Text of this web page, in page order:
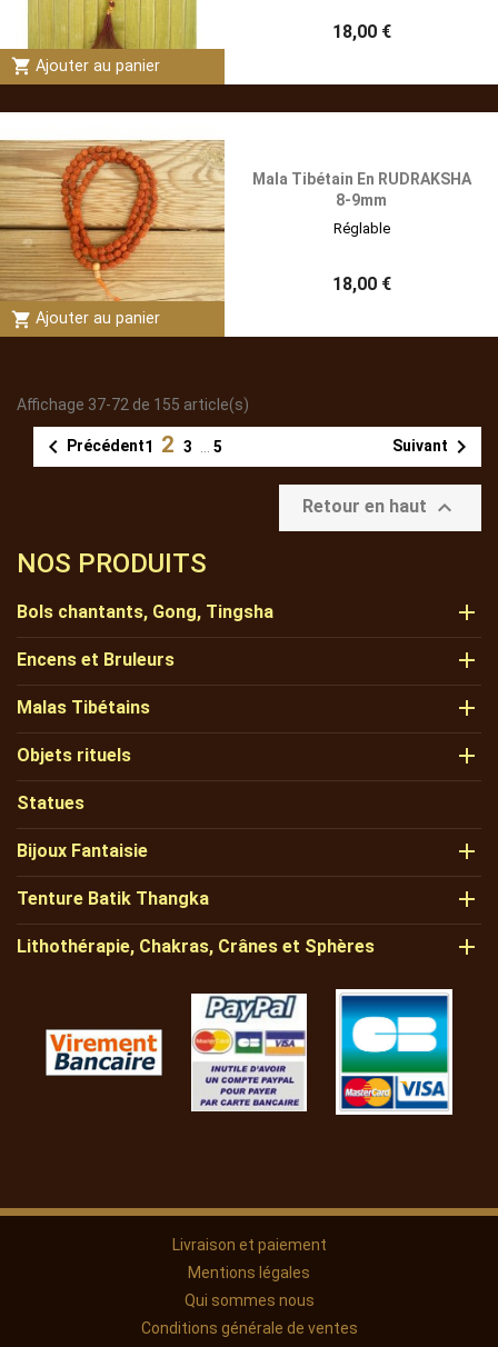
NOS PRODUITS
Bols chantants, Gong, Tingsha 
Encens et Bruleurs 
Malas Tibétains 
Objets rituels 
Statues
Bijoux Fantaisie 
Tenture Batik Thangka 
Lithothérapie, Chakras, Crânes et Sphères 
shopping_cart Ajouter au panier
18,00 €
shopping_cart Ajouter au panier
Mala Tibétain En RUDRAKSHA
8-9mm
Réglable
18,00 €
Affichage 37-72 de 155 article(s)
 Précédent1 2 3 … 5 Suivant 
Retour en haut 
Livraison et paiement
Mentions légales
Qui sommes nous
Conditions générale de ventes